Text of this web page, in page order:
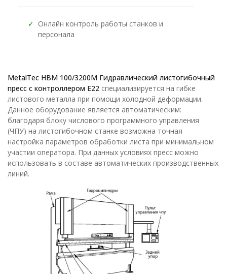
✓ Онлайн контроль работы станков и
персонала
MetalTec HBM 100/3200М Гидравлический листогибочный
пресс с контроллером Е22 специализируется на гибке
листового металла при помощи холодной деформации.
Данное оборудование является автоматическим:
благодаря блоку числового программного управления
(ЧПУ) на листогибочном станке возможна точная
настройка параметров обработки листа при минимальном
участии оператора. При данных условиях пресс можно
использовать в составе автоматических производственных
линий.